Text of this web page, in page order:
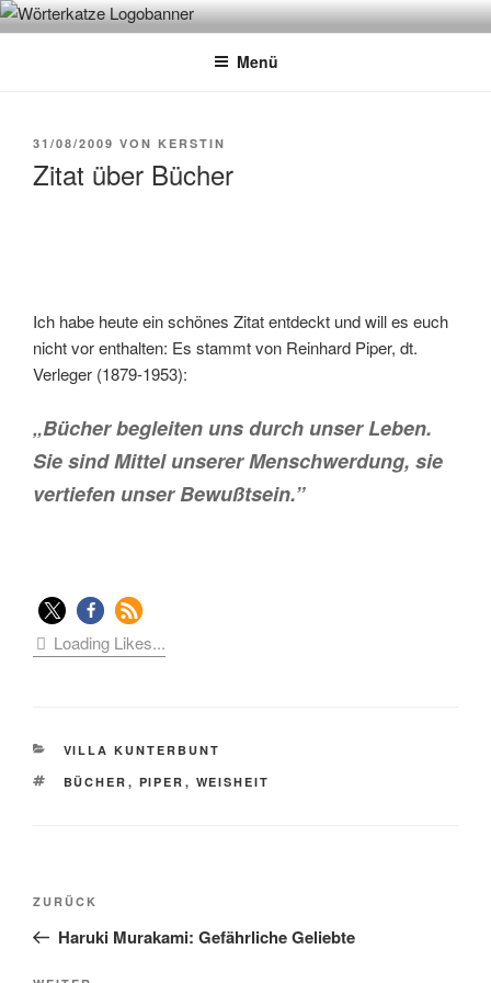
Zum
InhaltWÖRTERKATZE
Von Büchern erzählen
Menü
VERÖFFENTLICHT
31/08/2009 VON KERSTIN
Zitat über Bücher
Ich habe heute ein schönes Zitat entdeckt und will es euch
nicht vor enthalten: Es stammt von Reinhard Piper, dt.
Verleger (1879-1953):
„Bücher begleiten uns durch unser Leben.
Sie sind Mittel unserer Menschwerdung, sie
vertiefen unser Bewußtsein.”
Loading Likes...
KATEGORIEN
VILLA KUNTERBUNT
SCHLAGWÖRTER
BÜCHER , PIPER , WEISHEIT
Beitragsnavigation
Vorheriger
Beitrag
ZURÜCK
Haruki Murakami: Gefährliche Geliebte